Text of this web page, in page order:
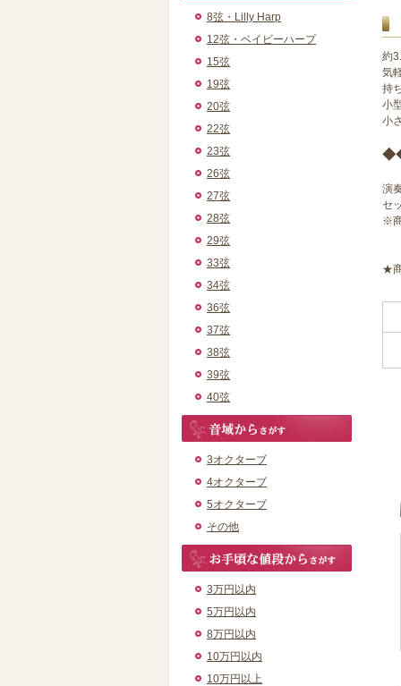
8弦・Lilly Harp
12弦・ベイビーハープ
15弦
19弦
20弦
22弦
23弦
26弦
27弦
28弦
29弦
33弦
34弦
36弦
37弦
38弦
39弦
40弦
3オクターブ
4オクターブ
5オクターブ
その他
3万円以内
5万円以内
8万円以内
10万円以内
10万円以上
約
気
持
小
小
演
セ
※
★